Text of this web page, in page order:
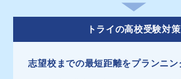
トライの高校受験対策
志望校までの最短距離をプランニン